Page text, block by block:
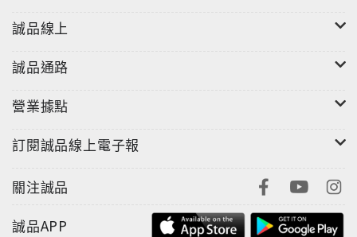
"
誠品線上
誠品通路
營業據點
訂閱誠品線上電子報
關注誠品
誠品APP